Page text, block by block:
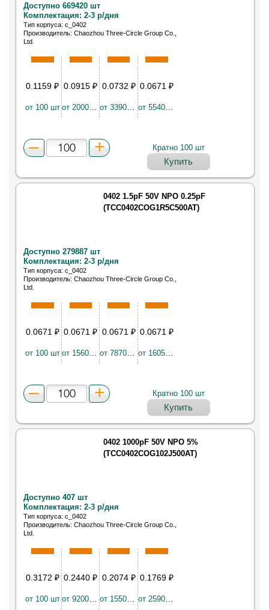
Доступно 669420 шт
Комплектация: 2-3 р/дня
Тип корпуса: c_0402
Производитель: Chaozhou Three-Circle Group Co.,
Ltd.
50В ±0.25пФ
0.1159₽
от 100 шт
0.0915₽
от 20000 шт
0.0732 ₽
от 33900 шт
0.0671 ₽
от 55400 шт
Кратно 100 шт
Купить
0402 1.5pF 50V NPO 0.25pF
(TCC0402COG1R5C500AT)
Доступно 279887 шт
Комплектация: 2-3 р/дня
Тип корпуса: c_0402
Производитель: Chaozhou Three-Circle Group Co.,
Ltd.
50В ±0.25пФ
0.0671 ₽
от 100 шт
0.0671₽
от 15600 шт
0.0671 ₽
от 78700 шт
0.0671 ₽
от 160500 шт
Кратно 100 шт
Купить
0402 1000pF 50V NPO 5%
(TCC0402COG102J500AT)
Доступно 407 шт
Комплектация: 2-3 р/дня
Тип корпуса: c_0402
Производитель: Chaozhou Three-Circle Group Co.,
Ltd.
50В ±5%
0.3172 ₽
от 100 шт
0.2440₽
от 9200 шт
0.2074 ₽
от 15500 шт
0.1769 ₽
от 25900 шт